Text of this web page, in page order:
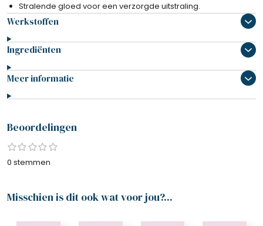
Stralende gloed voor een verzorgde uitstraling.
Werkstoffen
Ingrediënten
Meer informatie
Beoordelingen
R
a
n
1
s
t
2
s
t
r
e
3
s
t
r
e
4
s
t
r
e
5
s
t
r
e
S
m
0 stemmen
Misschien is dit ook wat voor jou?...